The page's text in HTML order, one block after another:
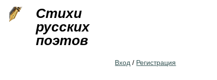
Стихи
русских
поэтов
Вход / Регистрация